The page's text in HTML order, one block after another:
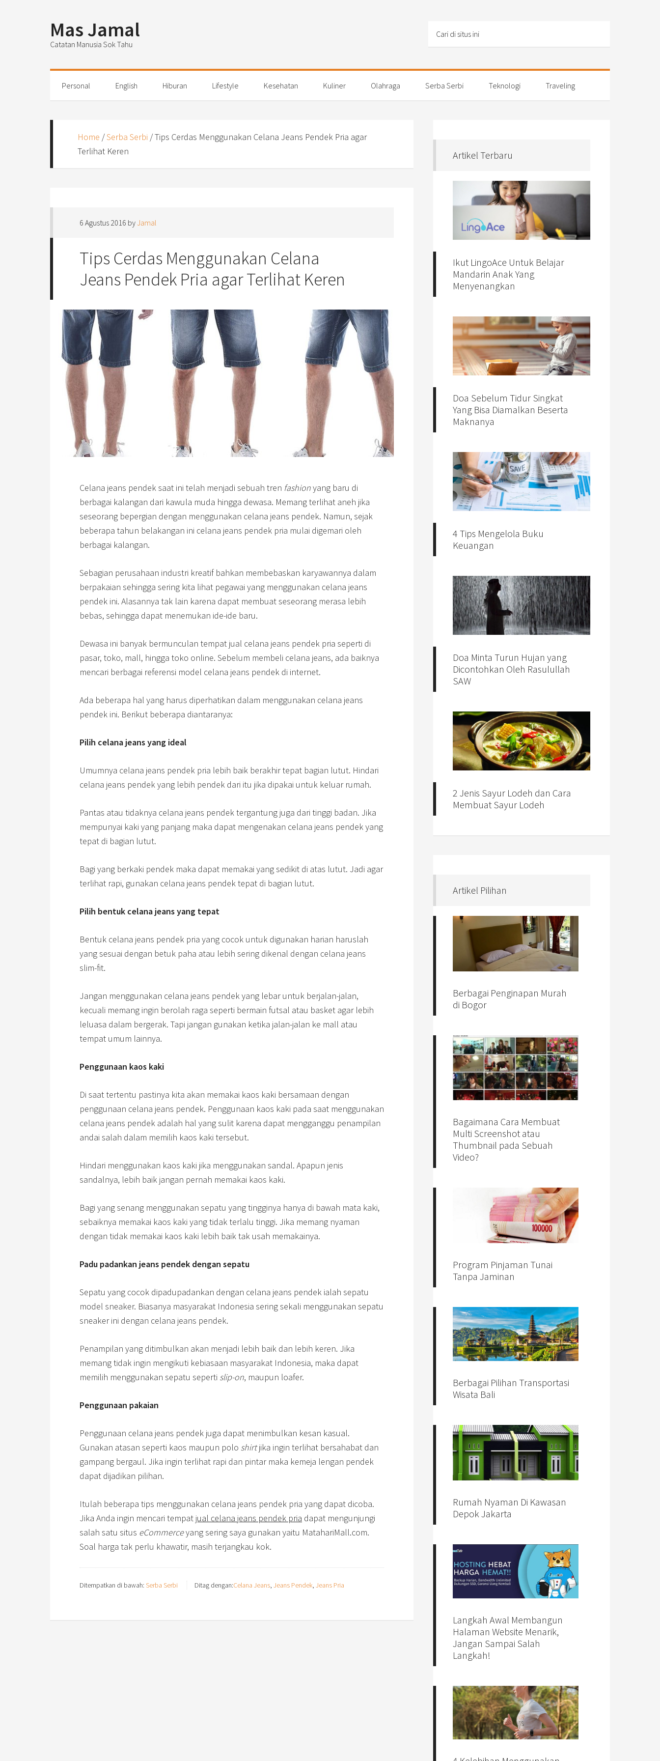
Mas Jamal
Catatan Manusia Sok Tahu
Personal English Hiburan Lifestyle Kesehatan Kuliner Olahraga Serba Serbi Teknologi Traveling
Home /Serba Serbi /Tips Cerdas Menggunakan Celana Jeans Pendek Pria agar
Terlihat Keren
6 Agustus 2016 byJamal
Tips Cerdas Menggunakan Celana
Jeans Pendek Pria agar Terlihat Keren
Celana jeans pendek saat ini telah menjadi sebuah tren fashionyang baru di
berbagai kalangan dari kawula muda hingga dewasa. Memang terlihat aneh jika
seseorang bepergian dengan menggunakan celana jeans pendek. Namun, sejak
beberapa tahun belakangan ini celana jeans pendek pria mulai digemari oleh
berbagai kalangan.
Sebagian perusahaan industri kreatif bahkan membebaskan karyawannya dalam
berpakaian sehingga sering kita lihat pegawai yang menggunakan celana jeans
pendek ini. Alasannya tak lain karena dapat membuat seseorang merasa lebih
bebas, sehingga dapat menemukan ide-ide baru.
Dewasa ini banyak bermunculan tempat jual celana jeans pendek pria seperti di
pasar, toko, mall, hingga toko online. Sebelum membeli celana jeans, ada baiknya
mencari berbagai referensi model celana jeans pendek di internet.
Ada beberapa hal yang harus diperhatikan dalam menggunakan celana jeans
pendek ini. Berikut beberapa diantaranya:
Pilih celana jeans yang ideal
Umumnya celana jeans pendek pria lebih baik berakhir tepat bagian lutut. Hindari
celana jeans pendek yang lebih pendek dari itu jika dipakai untuk keluar rumah.
Pantas atau tidaknya celana jeans pendek tergantung juga dari tinggi badan. Jika
mempunyai kaki yang panjang maka dapat mengenakan celana jeans pendek yang
tepat di bagian lutut.
Bagi yang berkaki pendek maka dapat memakai yang sedikit di atas lutut. Jadi agar
terlihat rapi, gunakan celana jeans pendek tepat di bagian lutut.
Pilih bentuk celana jeans yang tepat
Bentuk celana jeans pendek pria yang cocok untuk digunakan harian haruslah
yang sesuai dengan betuk paha atau lebih sering dikenal dengan celana jeans
slim-fit.
Jangan menggunakan celana jeans pendek yang lebar untuk berjalan-jalan,
kecuali memang ingin berolah raga seperti bermain futsal atau basket agar lebih
leluasa dalam bergerak. Tapi jangan gunakan ketika jalan-jalan ke mall atau
tempat umum lainnya.
Penggunaan kaos kaki
Di saat tertentu pastinya kita akan memakai kaos kaki bersamaan dengan
penggunaan celana jeans pendek. Penggunaan kaos kaki pada saat menggunakan
celana jeans pendek adalah hal yang sulit karena dapat mengganggu penampilan
andai salah dalam memilih kaos kaki tersebut.
Hindari menggunakan kaos kaki jika menggunakan sandal. Apapun jenis
sandalnya, lebih baik jangan pernah memakai kaos kaki.
Bagi yang senang menggunakan sepatu yang tingginya hanya di bawah mata kaki,
sebaiknya memakai kaos kaki yang tidak terlalu tinggi. Jika memang nyaman
dengan tidak memakai kaos kaki lebih baik tak usah memakainya.
Padu padankan jeans pendek dengan sepatu
Sepatu yang cocok dipadupadankan dengan celana jeans pendek ialah sepatu
model sneaker. Biasanya masyarakat Indonesia sering sekali menggunakan sepatu
sneaker ini dengan celana jeans pendek.
Penampilan yang ditimbulkan akan menjadi lebih baik dan lebih keren. Jika
memang tidak ingin mengikuti kebiasaan masyarakat Indonesia, maka dapat
memilih menggunakan sepatu seperti slip-on, maupun loafer.
Penggunaan pakaian
Penggunaan celana jeans pendek juga dapat menimbulkan kesan kasual.
Gunakan atasan seperti kaos maupun polo shirtjika ingin terlihat bersahabat dan
gampang bergaul. Jika ingin terlihat rapi dan pintar maka kemeja lengan pendek
dapat dijadikan pilihan.
Itulah beberapa tips menggunakan celana jeans pendek pria yang dapat dicoba.
Jika Anda ingin mencari tempat jual celana jeans pendek pria dapat mengunjungi
salah satu situs eCommerceyang sering saya gunakan yaitu MatahariMall.com.
Soal harga tak perlu khawatir, masih terjangkau kok.
Ditempatkan di bawah: Serba Serbi Ditag dengan:Celana Jeans, Jeans Pendek, Jeans Pria
Artikel Terbaru
Ikut LingoAce Untuk Belajar
Mandarin Anak Yang
Menyenangkan
Doa Sebelum Tidur Singkat
Yang Bisa Diamalkan Beserta
Maknanya
4 Tips Mengelola Buku
Keuangan
Doa Minta Turun Hujan yang
Dicontohkan Oleh Rasulullah
SAW
2 Jenis Sayur Lodeh dan Cara
Membuat Sayur Lodeh
Artikel Pilihan
Berbagai Penginapan Murah
di Bogor
Bagaimana Cara Membuat
Multi Screenshot atau
Thumbnail pada Sebuah
Video?
Program Pinjaman Tunai
Tanpa Jaminan
Berbagai Pilihan Transportasi
Wisata Bali
Rumah Nyaman Di Kawasan
Depok Jakarta
Langkah Awal Membangun
Halaman Website Menarik,
Jangan Sampai Salah
Langkah!